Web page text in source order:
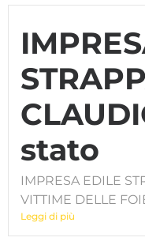
stato
IMPRESA EDILE
VITTIME DELLE
Leggi di più